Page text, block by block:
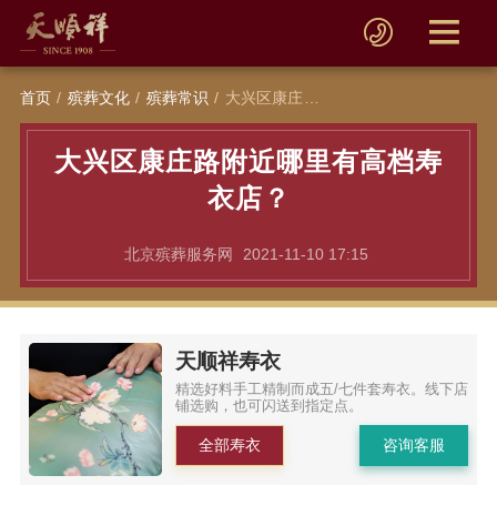
首页 殡葬文化 殡葬常识 大兴区康庄路附近哪里有高档寿衣店？
大兴区康庄路附近哪里有高档寿
衣店？
北京殡葬服务网 2021-11-10 17:15
天顺祥寿衣
精选好料手工精制而成五/七件套寿衣。线下店
铺选购，也可闪送到指定点。
全部寿衣 咨询客服